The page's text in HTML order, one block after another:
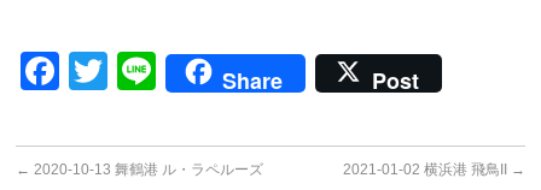
Facebook
Twitter
LineShare Post
← 2020-10-13 舞鶴港 ル・ラペルーズ 2021-01-02 横浜港 飛鳥II →